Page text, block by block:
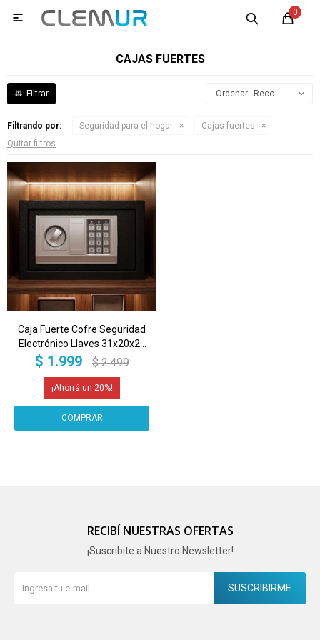
0

CAJAS FUERTES
Recomendados
Filtrando por: Seguridad para el hogar
Cajas fuertes
Quitar filtros
Caja Fuerte Cofre Seguridad
Electrónico Llaves 31x20x20
Imback Color Negro
$ 1.999 $ 2.499
20
RECIBÍ NUESTRAS OFERTAS
¡Suscribite a Nuestro Newsletter!
SUSCRIBIRME